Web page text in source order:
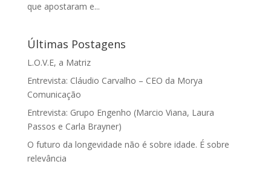
que apostaram e...
Últimas Postagens
L.O.V.E, a Matriz
Entrevista: Cláudio Carvalho – CEO da Morya
Comunicação
Entrevista: Grupo Engenho (Marcio Viana, Laura
Passos e Carla Brayner)
O futuro da longevidade não é sobre idade. É sobre
relevância